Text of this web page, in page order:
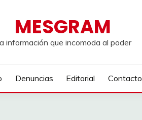
MESGRAM
información que incomoda al poder
Denuncias Editorial Contacto